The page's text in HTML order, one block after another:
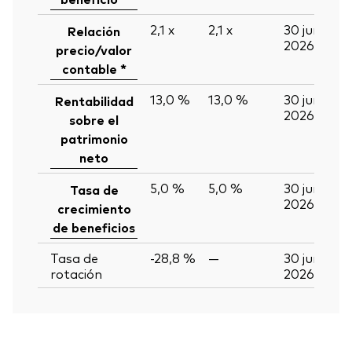
Relación
precio/valor
contable *
2,1 x 2,1 x
30 jun
2026
Rentabilidad
sobre el
patrimonio
neto
13,0 % 13,0 %
30 jun
2026
Tasa de
crecimiento
de beneficios
5,0 % 5,0 %
30 jun
2026
Tasa de
rotación
-28,8 % —
30 jun
2026